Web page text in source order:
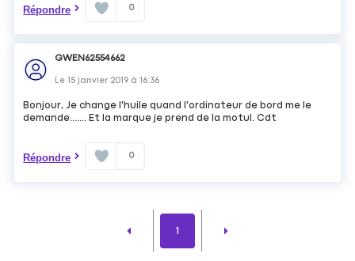
Répondre 0
GWEN62554662
Le15 janvier 2019 à16:36
Bonjour, Je change l'huile quand l'ordinateur de bord me le
demande....... Et la marque je prend de la motul. Cdt
Répondre 0
1